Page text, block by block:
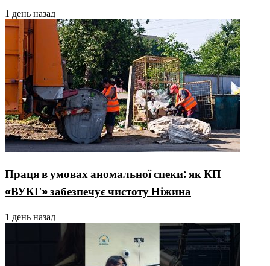
1 день назад
Праця в умовах аномальної спеки: як КП
«ВУКГ» забезпечує чистоту Ніжина
1 день назад